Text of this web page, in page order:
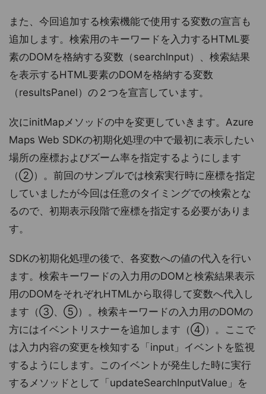
また、今回追加する検索機能で使用する変数の宣言も
追加します。検索用のキーワードを入力するHTML要
素のDOMを格納する変数（searchInput）、検索結果
を表示するHTML要素のDOMを格納する変数
（resultsPanel）の２つを宣言しています。
次にinitMapメソッドの中を変更していきます。Azure
Maps Web SDKの初期化処理の中で最初に表示したい
場所の座標およびズーム率を指定するようにします
（②）。前回のサンプルでは検索実行時に座標を指定
していましたが今回は任意のタイミングでの検索とな
るので、初期表示段階で座標を指定する必要がありま
す。
SDKの初期化処理の後で、各変数への値の代入を行い
ます。検索キーワードの入力用のDOMと検索結果表示
用のDOMをそれぞれHTMLから取得して変数へ代入し
ます（③、⑤）。検索キーワードの入力用のDOMの
方にはイベントリスナーを追加します（④）。ここで
は入力内容の変更を検知する「input」イベントを監視
するようにします。このイベントが発生した時に実行
するメソッドとして「updateSearchInputValue」を